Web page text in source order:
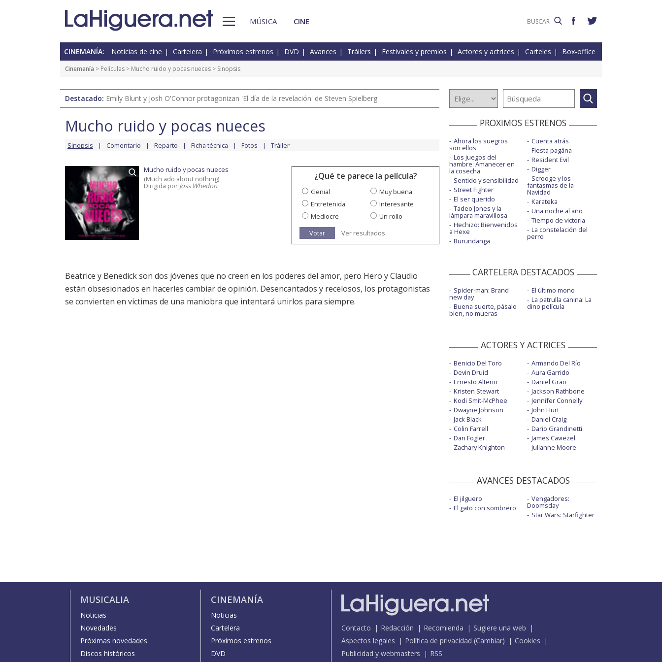
MÚSICA CINE
CINEMANÍA: Noticias de cine Cartelera Próximos estrenos DVD Avances Tráilers Festivales y premios Actores y actrices Carteles Box-office
Cinemanía > Películas > Mucho ruido y pocas nueces > Sinopsis
Destacado: Emily Blunt y Josh O'Connor protagonizan 'El día de la revelación' de Steven Spielberg
Mucho ruido y pocas nueces
Sinopsis Comentario Reparto Ficha técnica Fotos Tráiler
Mucho ruido y pocas nueces
(Much ado about nothing)
Dirigida por Joss Whedon
¿Qué te parece la película?
Genial
Muy buena
Entretenida
Interesante
Mediocre
Un rollo
Votar
Ver resultados
Beatrice y Benedick son dos jóvenes que no creen en los poderes del amor, pero Hero y Claudio
están obsesionados en hacerles cambiar de opinión. Desencantados y recelosos, los protagonistas
se convierten en víctimas de una maniobra que intentará unirlos para siempre.
PROXIMOS ESTRENOS
Ahora los suegros
son ellos
Los juegos del
hambre: Amanecer en
la cosecha
Sentido y sensibilidad
Street Fighter
El ser querido
Tadeo Jones y la
lámpara maravillosa
Hechizo: Bienvenidos
a Hexe
Burundanga
Cuenta atrás
Fiesta pagäna
Resident Evil
Digger
Scrooge y los
fantasmas de la
Navidad
Karateka
Una noche al año
Tiempo de victoria
La constelación del
perro
CARTELERA DESTACADOS
Spider-man: Brand
new day
Buena suerte, pásalo
bien, no mueras
El último mono
La patrulla canina: La
dino película
ACTORES Y ACTRICES
Benicio Del Toro
Devin Druid
Ernesto Alterio
Kristen Stewart
Kodi Smit-McPhee
Dwayne Johnson
Jack Black
Colin Farrell
Dan Fogler
Zachary Knighton
Armando Del Río
Aura Garrido
Daniel Grao
Jackson Rathbone
Jennifer Connelly
John Hurt
Daniel Craig
Dario Grandinetti
James Caviezel
Julianne Moore
AVANCES DESTACADOS
El jilguero
El gato con sombrero
Vengadores:
Doomsday
Star Wars: Starfighter
MUSICALIA
Noticias
Novedades
Próximas novedades
Discos históricos
CINEMANÍA
Noticias
Cartelera
Próximos estrenos
DVD
Contacto Redacción Recomienda
Sugiere una web
Aspectos legales
Política de privacidad (Cambiar)
Cookies
Publicidad y webmasters
RSS